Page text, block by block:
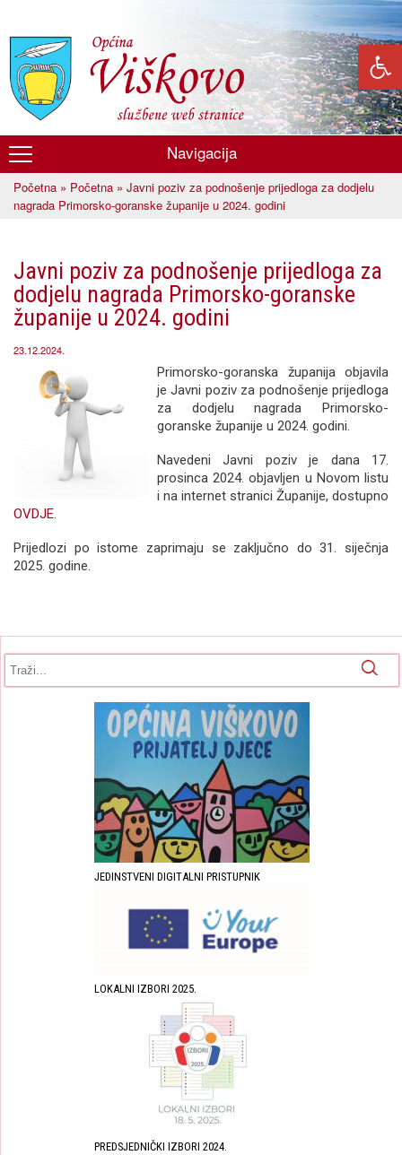
glavni
sadržaj
Općina
Viškovo
Navigacija
Vi ste ovdje
Početna » Početna » Javni poziv za podnošenje prijedloga za dodjelu
nagrada Primorsko-goranske županije u 2024. godini
Javni poziv za podnošenje prijedloga za
dodjelu nagrada Primorsko-goranske
županije u 2024. godini
23.12.2024.
Primorsko-goranska županija objavila
je Javni poziv za podnošenje prijedloga
za dodjelu nagrada Primorsko-
goranske županije u 2024. godini.
Navedeni Javni poziv je dana 17.
prosinca 2024. objavljen u Novom listu
i na internet stranici Županije, dostupno
OVDJE.
Prijedlozi po istome zaprimaju se zaključno do 31. siječnja
2025. godine.
JEDINSTVENI DIGITALNI PRISTUPNIK
LOKALNI IZBORI 2025.
PREDSJEDNIČKI IZBORI 2024.